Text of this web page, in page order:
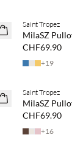
NEUHEITEN
Saint Tropez
MilaSZ
CHF69.90
+19
NEUHEITEN
Saint Tropez
MilaSZ
CHF69.90
+16